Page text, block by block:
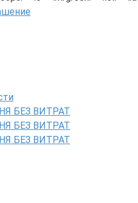
БЕЗ ВИТРАТ
БЕЗ ВИТРАТ
БЕЗ ВИТРАТ